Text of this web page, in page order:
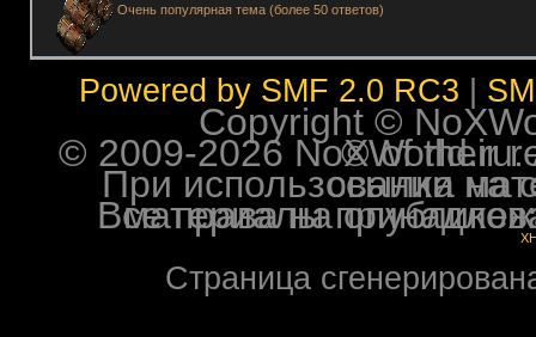
Очень популярная тема (более 50 ответов)
Powered by SMF 2.0 RC3
Copyright ©
© 2009-2026 NoXWorld.ru. All
При использовании
Все права на опубликованные на форуме
Страница